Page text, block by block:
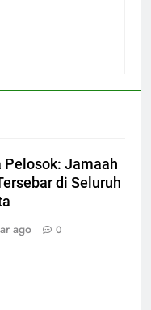
Pelosok: Jamaah
di Seluruh
ago 0